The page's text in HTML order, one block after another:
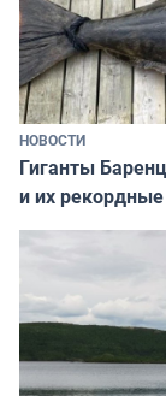
НОВОСТИ
Гиганты
и их